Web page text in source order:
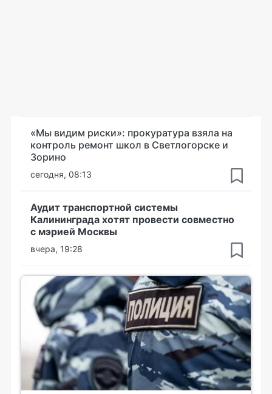
«Мы видим риски»: прокуратура взяла на
контроль ремонт школ в Светлогорске и
Зорино
сегодня, 08:13
Аудит транспортной системы
Калининграда хотят провести совместно
с мэрией Москвы
вчера, 19:28